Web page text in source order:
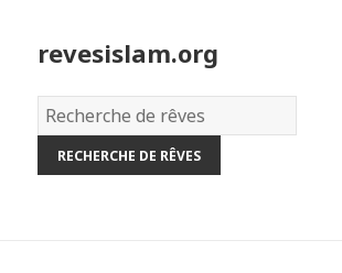
revesislam.org
Dictionnaire
des
rêves: